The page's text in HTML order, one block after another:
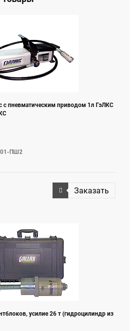
с пневматическим приводом 1л ГэЛКС
ПШ2
Заказать
усилие 26 т (гидроцилиндр из